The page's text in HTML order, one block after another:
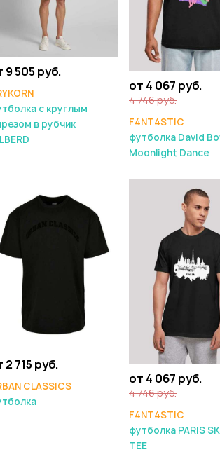
9 505 руб.
с круглым
в рубчик
от 4 067 руб.
4 746 руб.
F4NT4STIC
футболка David
Moonlight Dance
2 715 руб.
CLASSICS
от 4 067 руб.
4 746 руб.
F4NT4STIC
футболка PARIS
TEE